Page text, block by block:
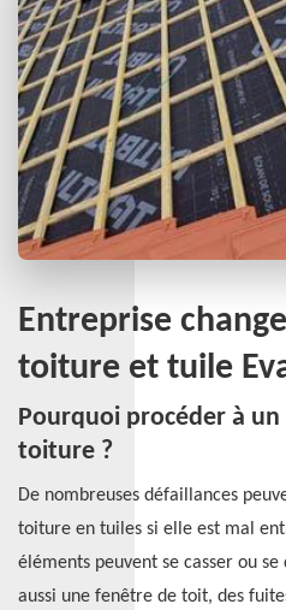
Entreprise
toiture et tuile
Pourquoi procéder à
toiture ?
De nombreuses défaillances
toiture en tuiles si elle est mal
éléments peuvent se casser ou
aussi une fenêtre de toit, des